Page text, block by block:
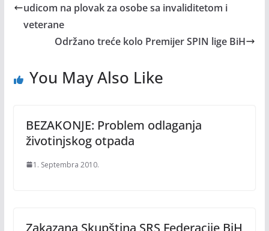
udicom na plovak za osobe sa invaliditetom i
veterane
Održano treće kolo Premijer SPIN lige BiH
You May Also Like
BEZAKONJE: Problem odlaganja
životinjskog otpada
1. Septembra 2010.
Zakazana Skupština SRS Federacije BiH